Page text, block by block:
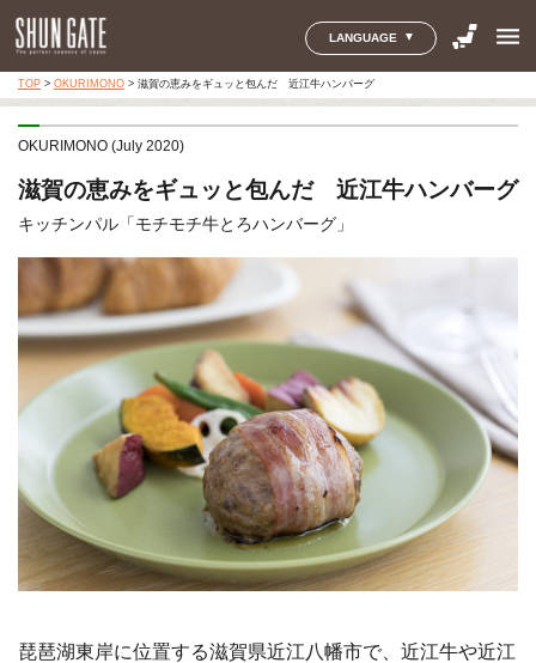
LANGUAGE menu
TOP> OKURIMONO> 滋賀の恵みをギュッと包んだ 近江牛ハンバーグ
OKURIMONO (July 2020)
滋賀の恵みをギュッと包んだ 近江牛ハンバーグ
キッチンパル「モチモチ牛とろハンバーグ」
琵琶湖東岸に位置する滋賀県近江八幡市で、近江牛や近江